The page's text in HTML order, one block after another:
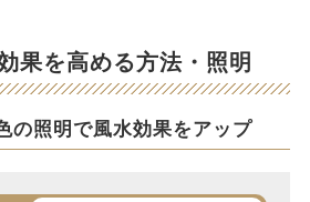
果を高める方法・照明
の照明で風水効果をアップ